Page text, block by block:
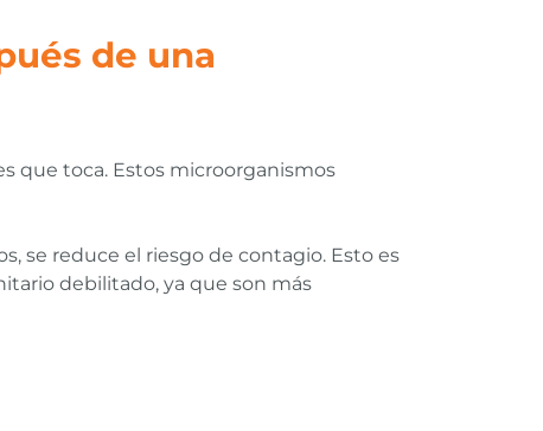
de una
que toca. Estos microorganismos
se reduce el riesgo de contagio. Esto es
debilitado, ya que son más